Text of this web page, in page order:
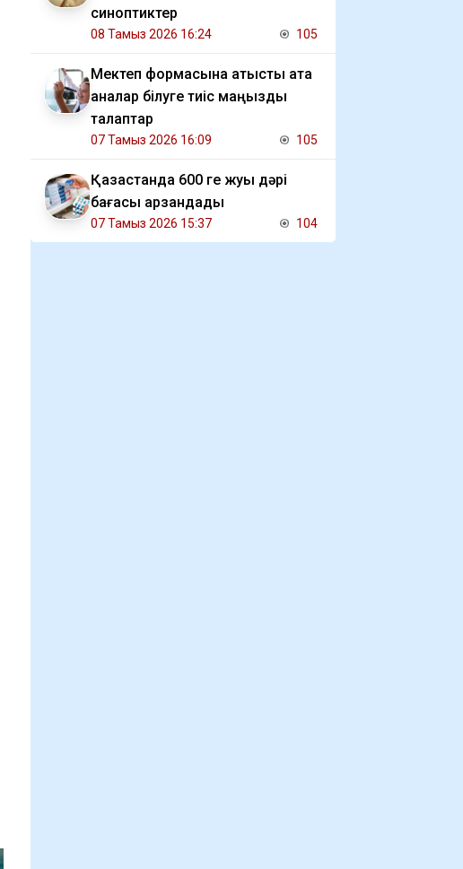
синоптиктер
08 Тамыз 2026 16:24 105
Мектеп формасына қатысты ата
аналар білуге тиіс маңызды
талаптар
07 Тамыз 2026 16:09 105
Қазақстанда 600 ге жуық дәрі
бағасы арзандады
07 Тамыз 2026 15:37 104